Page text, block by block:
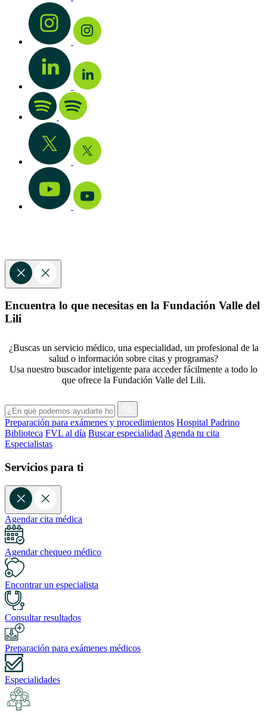
Encuentra lo que necesitas en la Fundación Valle del
Lili
¿Buscas un servicio médico, una especialidad, un profesional de la
salud o información sobre citas y programas?
Usa nuestro buscador inteligente para acceder fácilmente a todo lo
que ofrece la Fundación Valle del Lili.
Preparación para exámenes y procedimientos Hospital Padrino
Biblioteca FVL al día Buscar especialidad Agenda tu cita
Especialistas
Servicios para ti
Agendar cita médica
Agendar chequeo médico
Encontrar un especialista
Consultar resultados
Preparación para exámenes médicos
Especialidades